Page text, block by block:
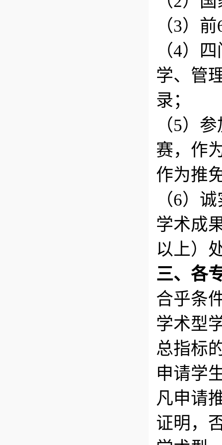
（3）
（4）
学、管
录；
（5）
赛，作
作为推
（6）
学术成
以上）
三、各
合乎条
学术型
总指标
申请学
凡申请
证明，